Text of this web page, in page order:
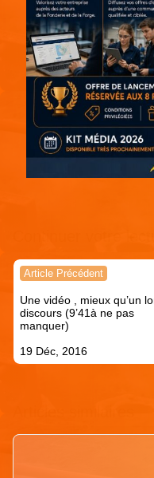
Navigation
l’article
Article Précédent
Une vidéo , mieux qu’un
discours (9’41à ne pas
manquer)
19 Déc, 2016